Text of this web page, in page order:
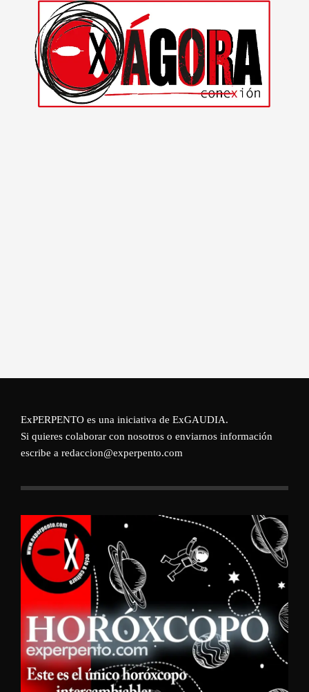
ExPERPENTO es una iniciativa de ExGAUDIA.
Si quieres colaborar con nosotros o enviarnos información
escribe a redaccion@experpento.com